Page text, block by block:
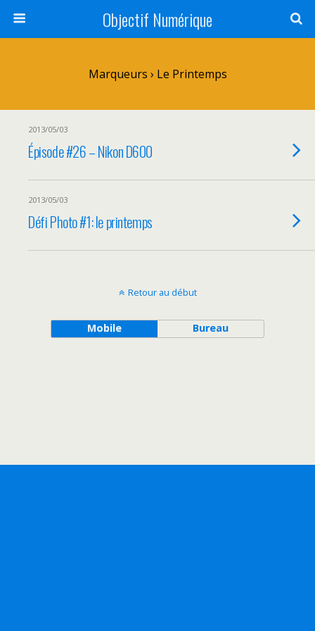
Objectif Numérique
Marqueurs › Le Printemps
2013/05/03
Épisode #26 – Nikon D600
2013/05/03
Défi Photo #1: le printemps
Retour au début
Mobile Bureau